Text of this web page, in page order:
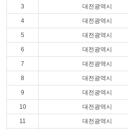
3 대전광역시
4 대전광역시
5 대전광역시
6 대전광역시
7 대전광역시
8 대전광역시
9 대전광역시
10 대전광역시
11 대전광역시